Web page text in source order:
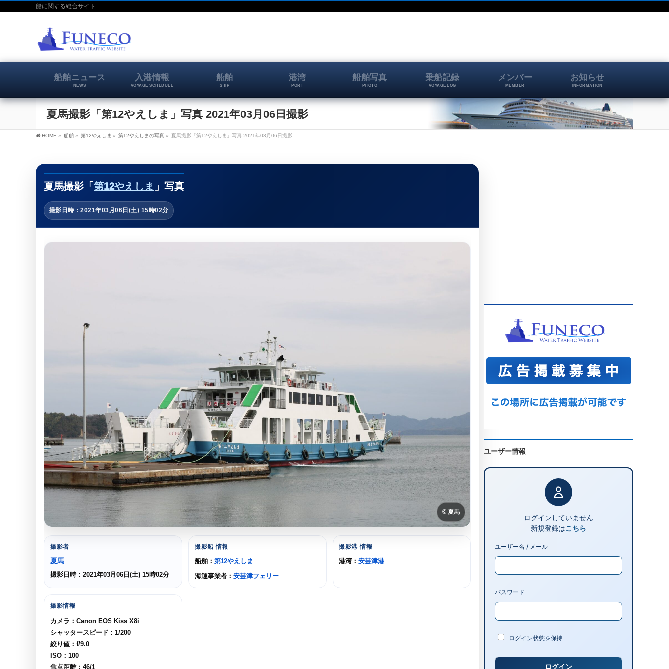
船に関する総合サイト
船舶ニュース
NEWS
入港情報
VOYAGE SCHEDULE
船舶
SHIP
港湾
PORT
船舶写真
PHOTO
乗船記録
VOYAGE LOG
メンバー
MEMBER
お知らせ
INFORMATION
夏馬撮影「第12やえしま」写真 2021年03月06日撮影
HOME » 船舶 » 第12やえしま » 第12やえしまの写真 » 夏馬撮影「第12やえしま」写真 2021年03月06日撮影
夏馬撮影「 第12やえしま 」写真
撮影日時：2021年03月06日(土) 15時02分
© 夏馬
撮影者
夏馬
撮影日時：2021年03月06日(土) 15時02分
撮影船 情報
船舶： 第12やえしま
海運事業者： 安芸津フェリー
撮影港 情報
港湾： 安芸津港
撮影情報
カメラ：Canon EOS Kiss X8i
シャッタースピード：1/200
絞り値：f/9.0
ISO：100
焦点距離：46/1
ユーザー情報
ログインしていません
新規登録はこちら
ユーザー名 / メール
パスワード
ログイン状態を保持